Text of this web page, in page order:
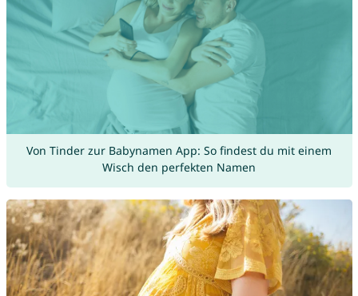
Von Tinder zur Babynamen App: So findest du mit einem
Wisch den perfekten Namen